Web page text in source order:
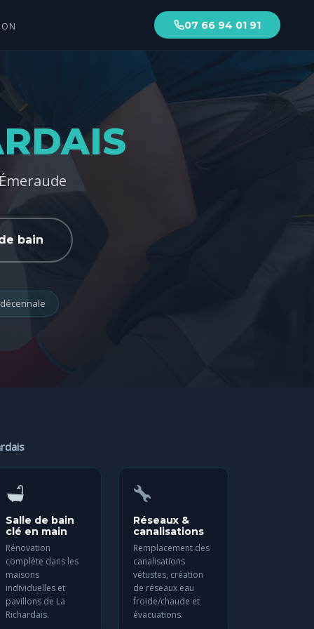
07 66 94 01 91
bain
Salle de bain
clé en main
Rénovation
complète dans les
maisons
individuelles et
pavillons de La
Richardais.
Réseaux &
canalisations
Remplacement des
canalisations
vétustes, création
de réseaux eau
froide/chaude et
évacuations.